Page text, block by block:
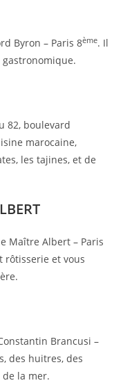
Byron – Paris 8ème. Il
82, boulevard
marocaine,
les tajines, et de
Maître Albert – Paris
rôtisserie et vous
Brancusi –
des huitres, des
de la mer.